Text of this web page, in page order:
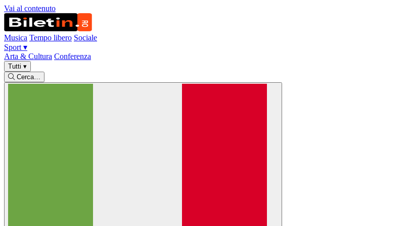
Vai al contenuto
Musica Tempo libero Sociale
Sport ▾
Arta & Cultura Conferenza
Tutti ▾
Cerca…